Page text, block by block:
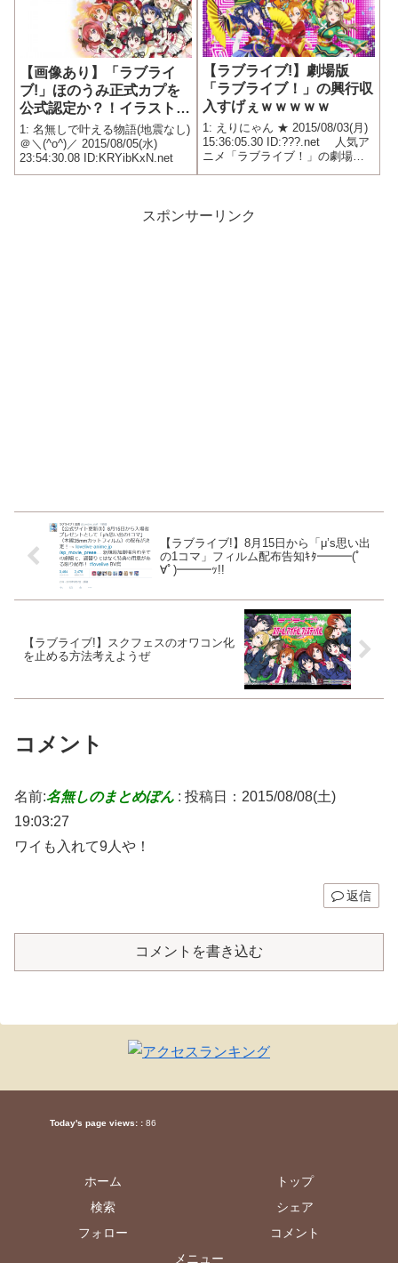
【画像あり】「ラブライ
ブ!」ほのうみ正式カプを
公式認定か？！イラストで
物議
1: 名無しで叶える物語(地震なし)
＠＼(^o^)／ 2015/08/05(水)
23:54:30.08 ID:KRYibKxN.net
【ラブライブ!】劇場版
「ラブライブ！」の興行収
入すげぇｗｗｗｗｗ
1: えりにゃん ★ 2015/08/03(月)
15:36:05.30 ID:???.net 人気ア
ニメ「ラブライブ！」の劇場版
スポンサーリンク
【ラブライブ!】8月15日から「μ’s思い出
の1コマ」フィルム配布告知ｷﾀ━━━(ﾟ
∀ﾟ)━━━ｯ!!
【ラブライブ!】スクフェスのオワコン化
を止める方法考えようぜ
コメント
名前:名無しのまとめぽん : 投稿日：2015/08/08(土)
19:03:27
ワイも入れて9人や！
返信
コメントを書き込む
Today's page views: : 86
ホーム
トップ
検索
シェア
フォロー
コメント
メニュー